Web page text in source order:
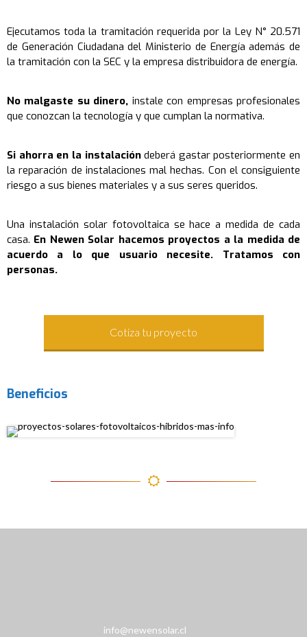
Ejecutamos toda la tramitación requerida por la Ley N° 20.571
de Generación Ciudadana del Ministerio de Energía además de
la tramitación con la SEC y la empresa distribuidora de energía.
No malgaste su dinero, instale con empresas profesionales
que conozcan la tecnología y que cumplan la normativa.
Si ahorra en la instalacióndeberá gastar posteriormente en
la reparación de instalaciones mal hechas. Con el consiguiente
riesgo a sus bienes materiales y a sus seres queridos.
Una instalación solar fotovoltaica se hace a medida de cada
casa. En Newen Solar hacemos proyectos a la medida de
acuerdo a lo que usuario necesite. Tratamos con
personas.
Cotiza tu proyecto
Beneficios
info@newensolar.cl